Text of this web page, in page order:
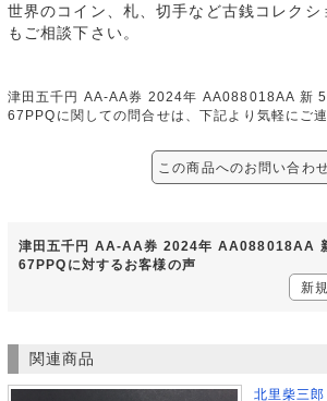
世界のコイン、札、切手など古銭コレクシ
もご相談下さい。
津田五千円 AA-AA券 2024年 AA088018AA 新
67PPQに関しての問合せは、下記より気軽にご連
この商品へのお問い合わ
津田五千円 AA-AA券 2024年 AA088018AA
67PPQに対するお客様の声
新
関連商品
北里柴三